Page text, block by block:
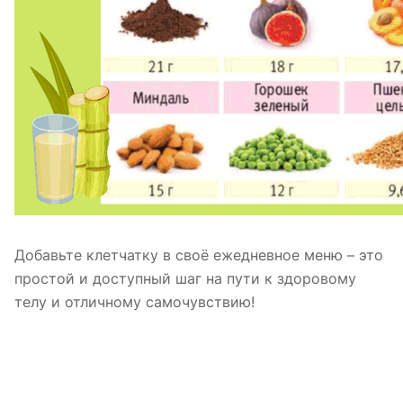
Добавьте клетчатку в своё ежедневное меню – это
простой и доступный шаг на пути к здоровому
телу и отличному самочувствию!